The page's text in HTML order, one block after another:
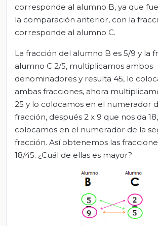
corresponde al alumno B, ya que
la comparación anterior, con la
corresponde al alumno C.
La fracción del alumno B es 5/9 y la
alumno C 2/5, multiplicamos ambos
denominadores y resulta 45, lo
ambas fracciones, ahora
25 y lo colocamos en el numerador
fracción, después 2 x 9 que nos da
colocamos en el numerador de la
fracción. Así obtenemos las
18/45. ¿Cuál de ellas es mayor?